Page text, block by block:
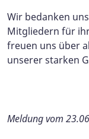
Wir bedanken
Mitgliedern für
freuen uns über
unserer starken
Meldung vom